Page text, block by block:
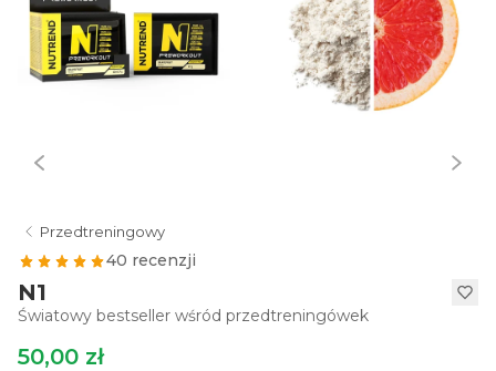
Przedtreningowy
40 recenzji
N1
Światowy bestseller wśród przedtreningówek
50,00 zł